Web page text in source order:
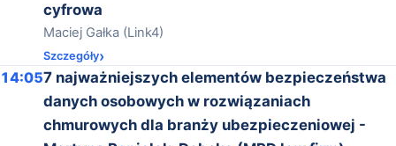
cyfrowa
Maciej Gałka (Link4)
Szczegóły
14:057 najważniejszych elementów bezpieczeństwa
danych osobowych w rozwiązaniach
chmurowych dla branży ubezpieczeniowej -